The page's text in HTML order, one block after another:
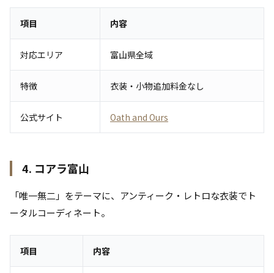
項目 内容
対応エリア 富山県全域
特徴 衣装・小物追加料金なし
公式サイト Oath and Ours
4. コアラ富山
「唯一無二」をテーマに、アンティーク・レトロな衣装でト
ータルコーディネート。
項目 内容